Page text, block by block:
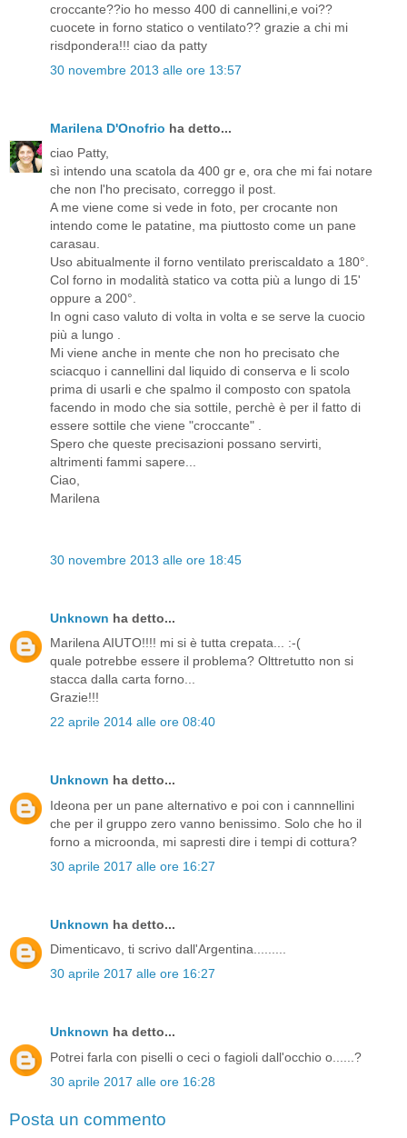
croccante??io ho messo 400 di cannellini,e voi??
cuocete in forno statico o ventilato?? grazie a chi mi
risdpondera!!! ciao da patty
30 novembre 2013 alle ore 13:57
Marilena D'Onofrio ha detto...
ciao Patty,
sì intendo una scatola da 400 gr e, ora che mi fai notare
che non l'ho precisato, correggo il post.
A me viene come si vede in foto, per crocante non
intendo come le patatine, ma piuttosto come un pane
carasau.
Uso abitualmente il forno ventilato preriscaldato a 180°.
Col forno in modalità statico va cotta più a lungo di 15'
oppure a 200°.
In ogni caso valuto di volta in volta e se serve la cuocio
più a lungo .
Mi viene anche in mente che non ho precisato che
sciacquo i cannellini dal liquido di conserva e li scolo
prima di usarli e che spalmo il composto con spatola
facendo in modo che sia sottile, perchè è per il fatto di
essere sottile che viene "croccante" .
Spero che queste precisazioni possano servirti,
altrimenti fammi sapere...
Ciao,
Marilena
30 novembre 2013 alle ore 18:45
Unknown ha detto...
Marilena AIUTO!!!! mi si è tutta crepata... :-(
quale potrebbe essere il problema? Olttretutto non si
stacca dalla carta forno...
Grazie!!!
22 aprile 2014 alle ore 08:40
Unknown ha detto...
Ideona per un pane alternativo e poi con i cannnellini
che per il gruppo zero vanno benissimo. Solo che ho il
forno a microonda, mi sapresti dire i tempi di cottura?
30 aprile 2017 alle ore 16:27
Unknown ha detto...
Dimenticavo, ti scrivo dall'Argentina.........
30 aprile 2017 alle ore 16:27
Unknown ha detto...
Potrei farla con piselli o ceci o fagioli dall'occhio o......?
30 aprile 2017 alle ore 16:28
Posta un commento